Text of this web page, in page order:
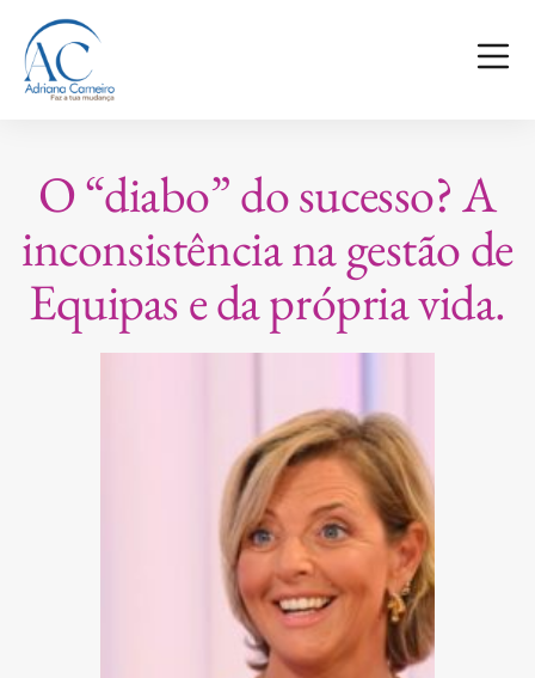
O “diabo” do sucesso? A
inconsistência na gestão de
Equipas e da própria vida.